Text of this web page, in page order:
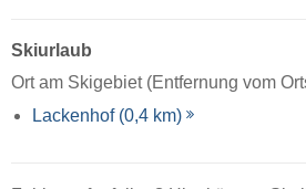
Skiurlaub
Ort am Skigebiet (Entfernung vom
Lackenhof (0,4 km)